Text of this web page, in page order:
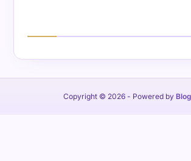
Copyright © 2026 - Powered by